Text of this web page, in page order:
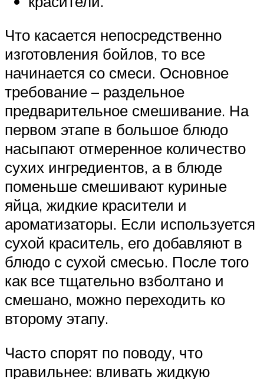
Что касается непосредственно
изготовления бойлов, то все
начинается со смеси. Основное
требование – раздельное
предварительное смешивание. На
первом этапе в большое блюдо
насыпают отмеренное количество
сухих ингредиентов, а в блюде
поменьше смешивают куриные
яйца, жидкие красители и
ароматизаторы. Если используется
сухой краситель, его добавляют в
блюдо с сухой смесью. После того
как все тщательно взболтано и
смешано, можно переходить ко
второму этапу.
Часто спорят по поводу, что
правильнее: вливать жидкую